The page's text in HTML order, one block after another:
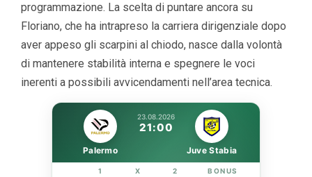
programmazione. La scelta di puntare ancora su
Floriano, che ha intrapreso la carriera dirigenziale dopo
aver appeso gli scarpini al chiodo, nasce dalla volontà
di mantenere stabilità interna e spegnere le voci
inerenti a possibili avvicendamenti nell’area tecnica.
23.08.2026
21:00
Palermo Juve Stabia
1 X 2 BONUS